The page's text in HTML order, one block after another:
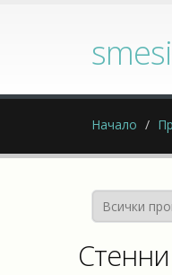
Начало